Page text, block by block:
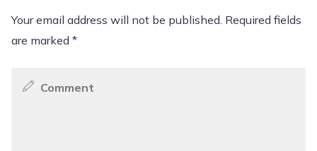
Your email address will not be published. Required fields
are marked*